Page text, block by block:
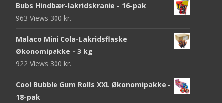
Bubs Hindbær-lakridskranie - 16-pak
963 Views 300 kr.
Malaco Mini Cola-Lakridsflaske
Økonomipakke - 3 kg
922 Views 300 kr.
Cool Bubble Gum Rolls XXL Økonomipakke -
18-pak